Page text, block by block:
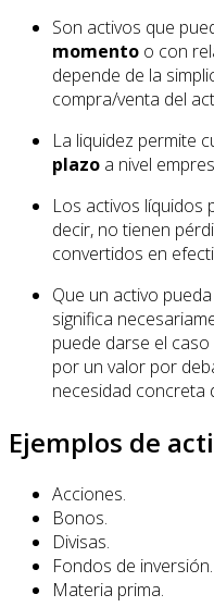
Son activos que
momento o con
depende de la
compra/venta del
La liquidez permite
plazo a nivel
Los activos líquidos
decir, no tienen
convertidos en
Que un activo
significa
puede darse el
por un valor por
necesidad concreta
Ejemplos de
Acciones.
Bonos.
Divisas.
Fondos de inversión.
Materia prima.